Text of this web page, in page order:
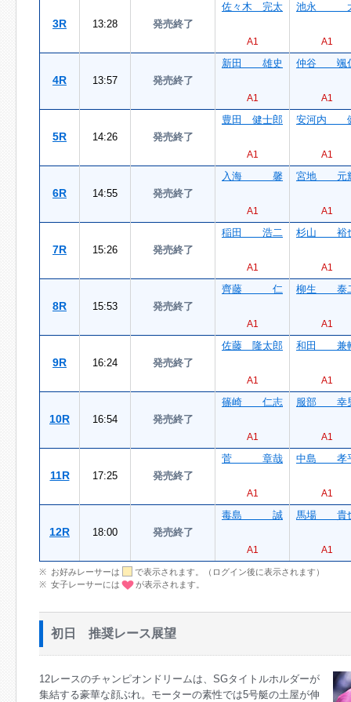
3R 13:28 発売終了
佐々木 完太
A1
池永
A1
4R 13:57 発売終了
新田 雄史
A1
仲谷 颯
A1
5R 14:26 発売終了
豊田 健士郎
A1
安河内
A1
6R 14:55 発売終了
入海 馨
A1
宮地 元
A1
7R 15:26 発売終了
稲田 浩二
A1
杉山 裕
A1
8R 15:53 発売終了
齊藤 仁
A1
柳生 泰
A1
9R 16:24 発売終了
佐藤 隆太郎
A1
和田 兼
A1
10R 16:54 発売終了
篠崎 仁志
A1
服部 幸
A1
11R 17:25 発売終了
菅 章哉
A1
中島 孝
A1
12R 18:00 発売終了
毒島 誠
A1
馬場 貴
A1
お好みレーサーは
で表示されます。（ログイン後に表示されます）
女子レーサーには
が表示されます。
初日 推奨レース展望
12レースのチャンピオンドリームは、SGタイトルホルダーが
集結する豪華な顔ぶれ。モーターの素性では5号艇の土屋が伸